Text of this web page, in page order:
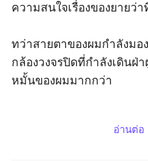
ความสนใจเรื่องของยาย
ทว่าสายตาของผมกำลังม
กล้องวงจรปิดที่กำลังเดินฝ่
หมั้นของผมมากกว่า
อ่านต่อ